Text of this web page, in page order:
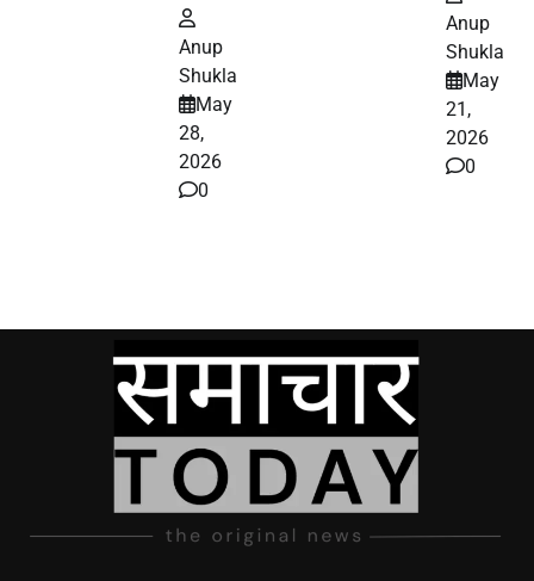
पर हुईं वायरल
Anup
Shukla
May
28,
2026
0
Anup
Shukla
May
21,
2026
0